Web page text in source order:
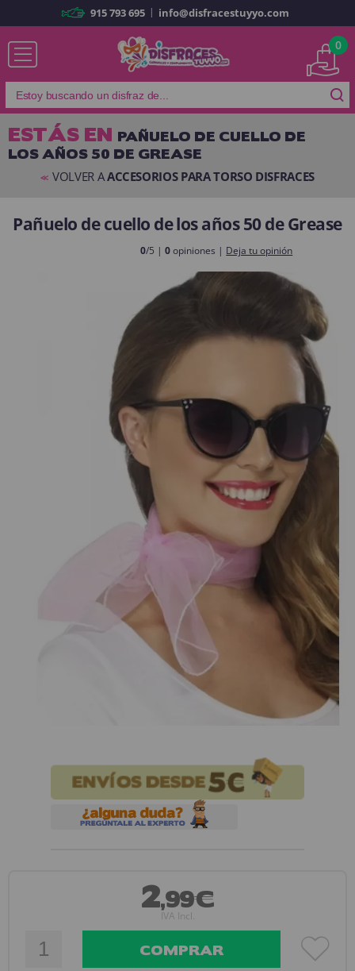
Ya soy cliente
Recordarme ¿Olvidó su contraseña?
Es mi primera vez
Soy nuevo
disfracestuyyo.com
podrás realizar tus
compras rápidamente en nuestra tienda virtual, revisar el estado de tus
pedidos y consultar tus operaciones anteriores.
¡Adelante! Te estabamos esperando.
CREAR CUENTA
915 793 695 | info@disfracestuyyo.com
0
ESTÁS EN PAÑUELO DE CUELLO DE
LOS AÑOS 50 DE GREASE
<< VOLVER AACCESORIOS PARA TORSO DISFRACES
Pañuelo de cuello de los años 50 de Grease
0/5 |0opiniones | Deja tu opinión
2,99€
IVA Incl.
COMPRAR